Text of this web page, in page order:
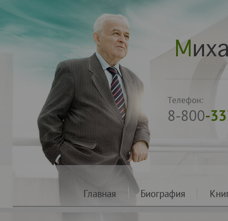
Телефон:
8-800-
Главная Биография